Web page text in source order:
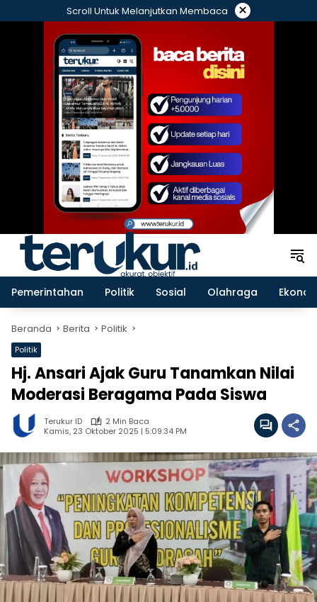
ke
Scroll Untuk Melanjutkan Membaca ×
Pemerintahan Politik Sosial Olahraga
Beranda Berita Politik
Politik
Hj. Ansari Ajak Guru Tanamkan Nilai
Moderasi Beragama Pada Siswa
Terukur ID
2 Min Baca
Kamis, 23 Oktober 2025 | 5:09:34 PM